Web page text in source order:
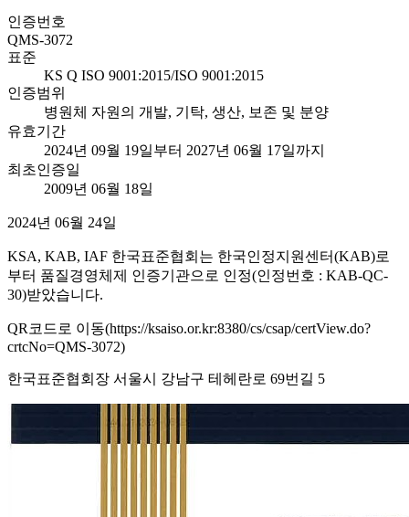
인증번호
QMS-3072
표준
KS Q ISO 9001:2015/ISO 9001:2015
인증범위
병원체 자원의 개발, 기탁, 생산, 보존 및 분양
유효기간
2024년 09월 19일부터 2027년 06월 17일까지
최초인증일
2009년 06월 18일
2024년 06월 24일
KSA, KAB, IAF 한국표준협회는 한국인정지원센터(KAB)로
부터 품질경영체제 인증기관으로 인정(인정번호 : KAB-QC-
30)받았습니다.
QR코드로 이동(https://ksaiso.or.kr:8380/cs/csap/certView.do?
crtcNo=QMS-3072)
한국표준협회장 서울시 강남구 테헤란로 69번길 5